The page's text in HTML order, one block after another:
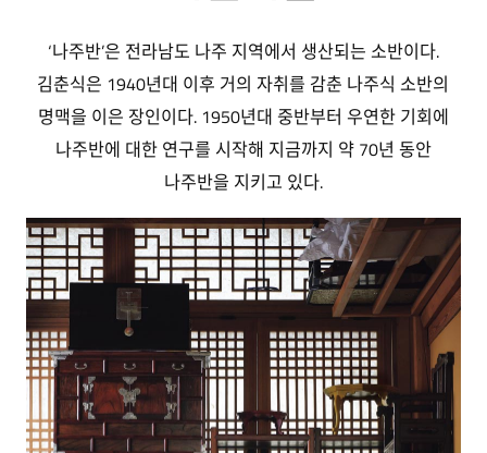
‘나주반’은 전라남도 나주 지역에서 생산되는 소반이다.
김춘식은 1940년대 이후 거의 자취를 감춘 나주식 소반의
명맥을 이은 장인이다. 1950년대 중반부터 우연한 기회에
나주반에 대한 연구를 시작해 지금까지 약 70년 동안
나주반을 지키고 있다.